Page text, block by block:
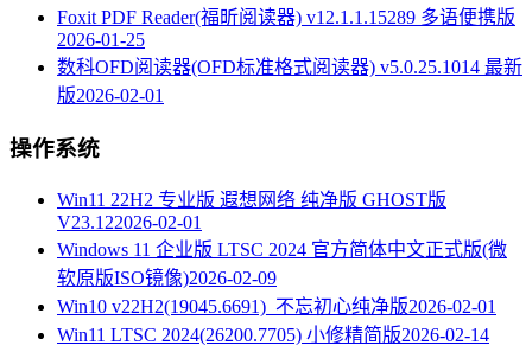
Foxit PDF Reader(福昕阅读器) v12.1.1.15289 多语便携版
2026-01-25
数科OFD阅读器(OFD标准格式阅读器) v5.0.25.1014 最新
版2026-02-01
操作系统
Win11 22H2 专业版 遐想网络 纯净版 GHOST版
V23.122026-02-01
Windows 11 企业版 LTSC 2024 官方简体中文正式版(微
软原版ISO镜像)2026-02-09
Win10 v22H2(19045.6691)_不忘初心纯净版2026-02-01
Win11 LTSC 2024(26200.7705) 小修精简版2026-02-14